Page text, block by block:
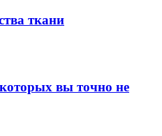
ткани
вы точно не